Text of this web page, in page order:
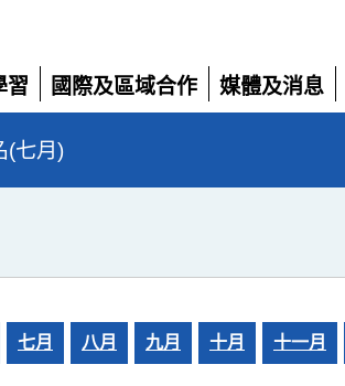
習
國際及區域合作
展
開
媒體及消息
展
(七月)
七月 八月 九月 十月 十一月